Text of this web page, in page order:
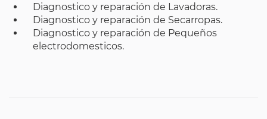
Diagnostico y reparación de Lavadoras.
Diagnostico y reparación de Secarropas.
Diagnostico y reparación de Pequeños
electrodomesticos.